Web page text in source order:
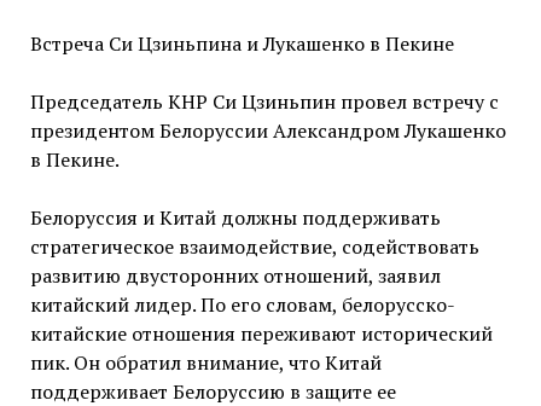
Встреча Си Цзиньпина и Лукашенко в Пекине
Председатель КНР Си Цзиньпин провел встречу с
президентом Белоруссии Александром Лукашенко
в Пекине.
Белоруссия и Китай должны поддерживать
стратегическое взаимодействие, содействовать
развитию двусторонних отношений, заявил
китайский лидер. По его словам, белорусско-
китайские отношения переживают исторический
пик. Он обратил внимание, что Китай
поддерживает Белоруссию в защите ее